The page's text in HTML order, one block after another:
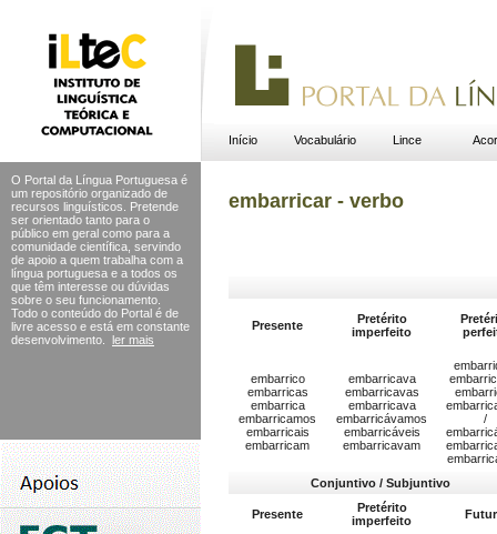
Início Vocabulário Lince
O Portal da Língua Portuguesa é
um repositório organizado de
recursos linguísticos. Pretende
ser orientado tanto para o
público em geral como para a
comunidade científica, servindo
de apoio a quem trabalha com a
língua portuguesa e a todos os
que têm interesse ou dúvidas
sobre o seu funcionamento.
Todo o conteúdo do Portal é de
livre acesso e está em constante
desenvolvimento.
ler mais
embarricar - verbo
Presente
Pretérito
imperfeito
embarrico
embarricas
embarrica
embarricamos
embarricais
embarricam
embarricava
embarricavas
embarricava
embarricávamos
embarricáveis
embarricavam
/
Conjuntivo / Subjuntivo
Presente
Pretérito
imperfeito